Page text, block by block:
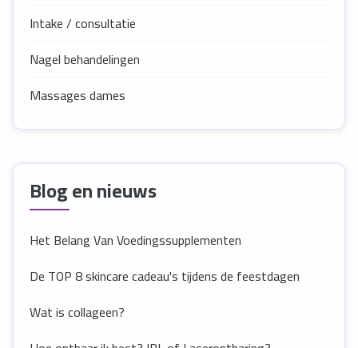
Intake / consultatie
Nagel behandelingen
Massages dames
Blog en nieuws
Het Belang Van Voedingssupplementen
De TOP 8 skincare cadeau's tijdens de feestdagen
Wat is collageen?